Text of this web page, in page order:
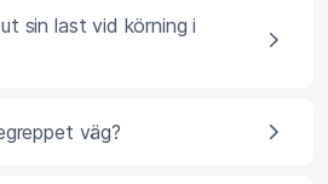
sin last vid körning i
väg?